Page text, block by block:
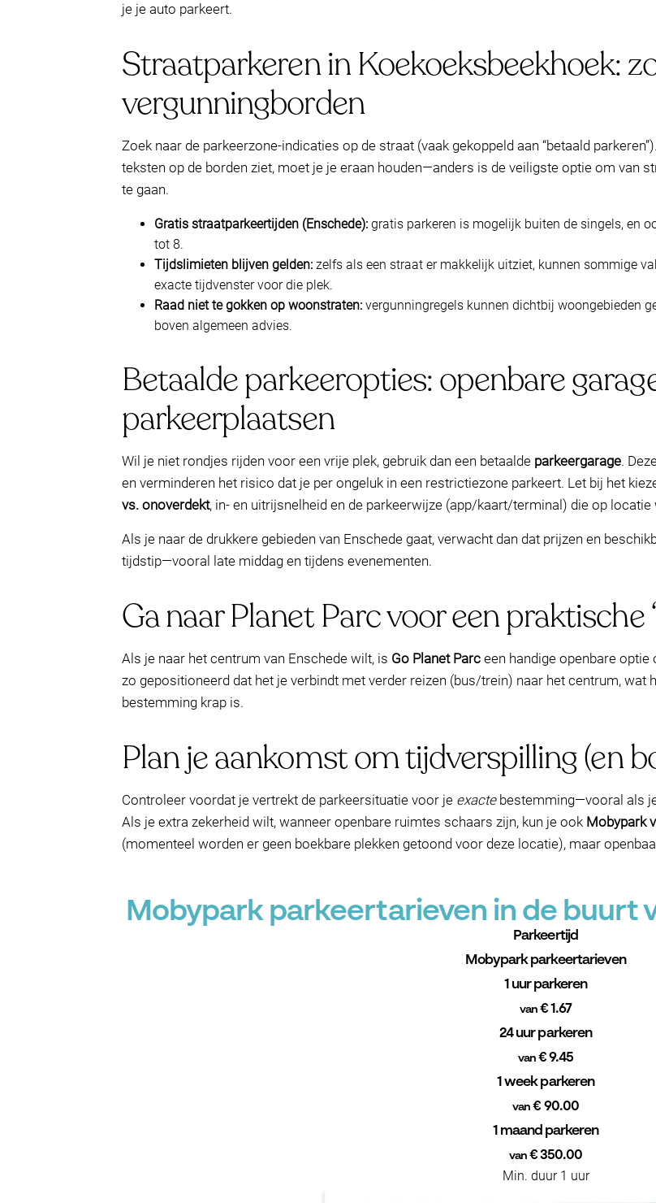
je je auto parkeert.
Straatparkeren in Koekoeksbeekhoek:
vergunningborden
Zoek naar de parkeerzone-indicaties op de straat (vaak gekoppeld aan “betaald
teksten op de borden ziet, moet je je eraan houden—anders is de veiligste optie om van
te gaan.
Gratis straatparkeertijden (Enschede): gratis parkeren is mogelijk buiten de singels, en
tot 8.
Tijdslimieten blijven gelden: zelfs als een straat er makkelijk uitziet, kunnen sommige
exacte tijdvenster voor die plek.
Raad niet te gokken op woonstraten: vergunningregels kunnen dichtbij woongebieden
boven algemeen advies.
Betaalde parkeeropties: openbare
parkeerplaatsen
Wil je niet rondjes rijden voor een vrije plek, gebruik dan een betaalde parkeergarage.
en verminderen het risico dat je per ongeluk in een restrictiezone parkeert. Let bij het
vs. onoverdekt, in- en uitrijsnelheid en de parkeerwijze (app/kaart/terminal) die op
Als je naar de drukkere gebieden van Enschede gaat, verwacht dan dat prijzen en
tijdstip—vooral late middag en tijdens evenementen.
Ga naar Planet Parc voor een praktische
Als je naar het centrum van Enschede wilt, is Go Planet Parc een handige openbare optie
zo gepositioneerd dat het je verbindt met verder reizen (bus/trein) naar het centrum, wat
bestemming krap is.
Plan je aankomst om tijdverspilling (en
Controleer voordat je vertrekt de parkeersituatie voor je exactebestemming—vooral als
Als je extra zekerheid wilt, wanneer openbare ruimtes schaars zijn, kun je ook Mobypark
(momenteel worden er geen boekbare plekken getoond voor deze locatie), maar
Mobypark parkeertarieven in de buurt
Parkeertijd
Mobypark parkeertarieven
1 uur parkeren
van€ 1.67
24 uur parkeren
van€ 9.45
1 week parkeren
van € 90.00
1 maand parkeren
van€ 350.00
Min. duur 1 uur